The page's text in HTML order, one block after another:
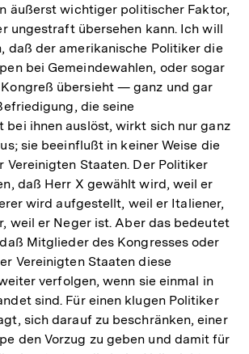
äußerst wichtiger politischer Faktor,
ungestraft übersehen kann. Ich will
daß der amerikanische Politiker die
bei Gemeindewahlen, oder sogar
Kongreß übersieht — ganz und gar
die seine
bei ihnen auslöst, wirkt sich nur ganz
sie beeinflußt in keiner Weise die
Vereinigten Staaten. Der Politiker
daß Herr X gewählt wird, weil er
wird aufgestellt, weil er Italiener,
weil er Neger ist. Aber das bedeutet
Mitglieder des Kongresses oder
Vereinigten Staaten diese
verfolgen, wenn sie einmal in
sind. Für einen klugen Politiker
sich darauf zu beschränken, einer
den Vorzug zu geben und damit für